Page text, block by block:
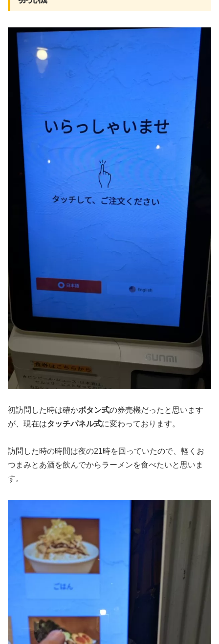
初訪問した時は確かボタン式の券売機だったと思います
が、現在はタッチパネル式に変わっております。
訪問した時の時間は夜の21時を回っていたので、軽くお
つまみとあ酒を飲んでからラーメンを食べたいと思いま
す。